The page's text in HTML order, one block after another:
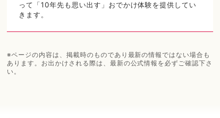
って「10年先も思い出す」おでかけ体験を提供してい
きます。
※ページの内容は、掲載時のものであり最新の情報ではない場合も
あります。お出かけされる際は、最新の公式情報を必ずご確認下さ
い。